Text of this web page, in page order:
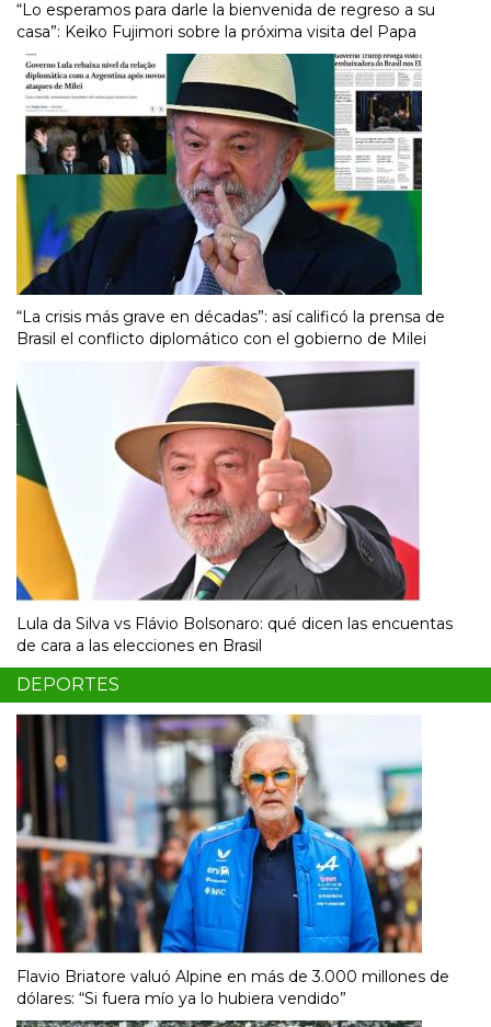
“Lo esperamos para darle la bienvenida de regreso a su
casa”: Keiko Fujimori sobre la próxima visita del Papa
“La crisis más grave en décadas”: así calificó la prensa de
Brasil el conflicto diplomático con el gobierno de Milei
Lula da Silva vs Flávio Bolsonaro: qué dicen las encuentas
de cara a las elecciones en Brasil
DEPORTES
Flavio Briatore valuó Alpine en más de 3.000 millones de
dólares: “Si fuera mío ya lo hubiera vendido”